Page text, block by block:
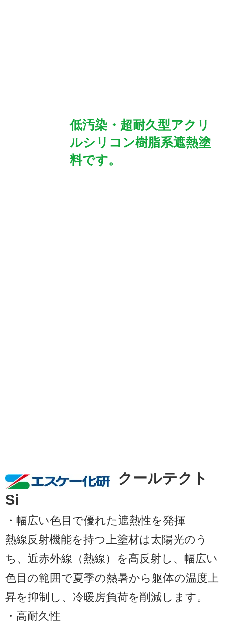
低汚染・超耐久型アクリ
ルシリコン樹脂系遮熱塗
料です。
クールテクト
Si
・幅広い色目で優れた遮熱性を発揮
熱線反射機能を持つ上塗材は太陽光のう
ち、近赤外線（熱線）を高反射し、幅広い
色目の範囲で夏季の熱暑から躯体の温度上
昇を抑制し、冷暖房負荷を削減します。
・高耐久性